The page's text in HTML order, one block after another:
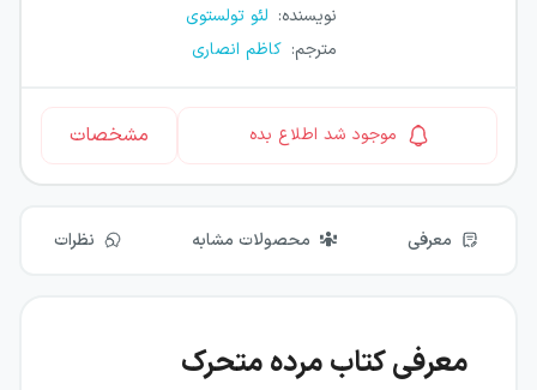
نویسنده: لئو تولستوی
مترجم: کاظم انصاری
موجود شد اطلاع بده مشخصات
معرفی محصولات مشابه نظرات
معرفی کتاب مرده متحرک